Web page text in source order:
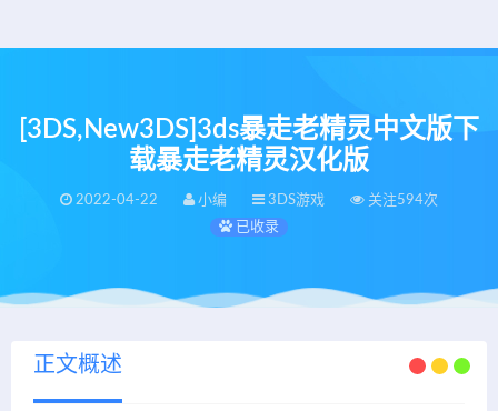
[3DS,New3DS]3ds暴走老精灵中文版下
载暴走老精灵汉化版
2022-04-22 小编 3DS游戏
关注594次
已收录
正文概述